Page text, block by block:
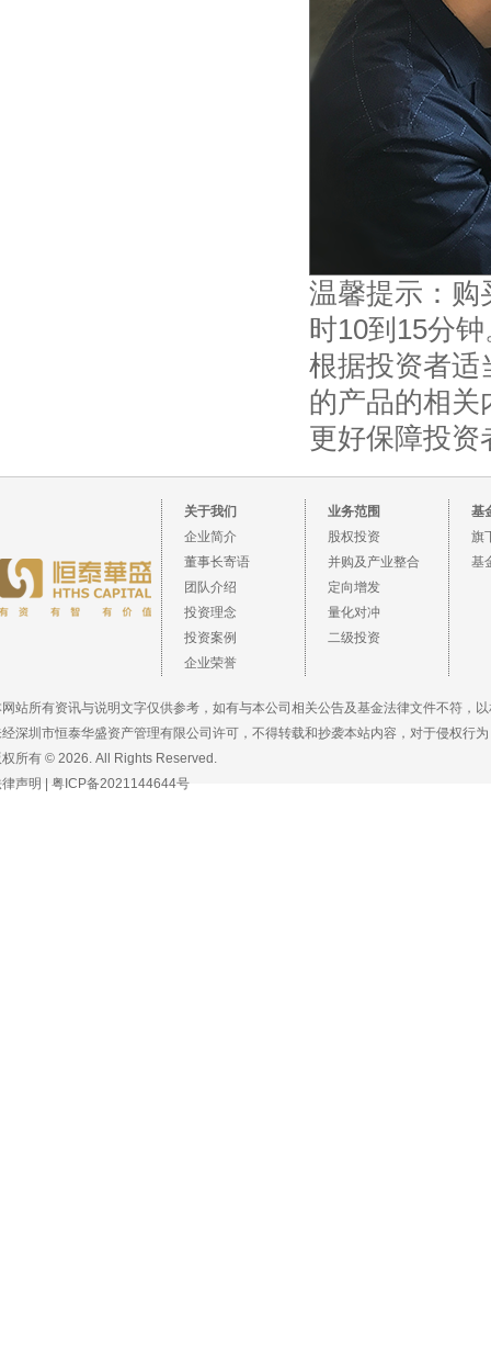
温馨提示：购
时10到15分
根据投资者适
的产品的相关
更好保障投资
关于我们
企业简介
董事长寄语
团队介绍
投资理念
投资案例
企业荣誉
业务范围
股权投资
并购及产业整合
定向增发
量化对冲
二级投资
基
旗
基
站所有资讯与说明文字仅供参考，如有与本公司相关公告及基金法律文件不符，
深圳市恒泰华盛资产管理有限公司许可，不得转载和抄袭本站内容，对于侵权行
权所有 © 2026. All Rights Reserved.
声明
粤ICP备2021144644号